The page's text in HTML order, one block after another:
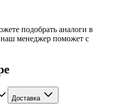
подобрать аналоги в
наш менеджер поможет с
Доставка